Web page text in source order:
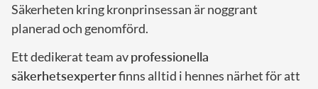
Säkerheten kring kronprinsessan är noggrant
planerad och genomförd.
Ett dedikerat team avprofessionella
säkerhetsexperterfinns alltid i hennes närhet för att